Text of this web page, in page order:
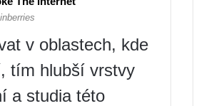
v oblastech, kde
tím hlubší vrstvy
a studia této